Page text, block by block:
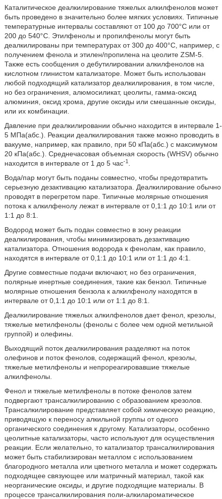
Каталитическое деалкилирование тяжелых алкилфенолов может
быть проведено в значительно более мягких условиях. Типичные
температурные интервалы составляют от 100 до 700°C или от
200 до 540°C. Этилфенолы и пропилфенолы могут быть
деалкилированы при температурах от 300 до 400°C, например, с
получением фенола и этилен/пропилена на цеолите ZSM-5.
Также есть сообщения о дебутилировании алкилфенолов на
кислотном глинистом катализаторе. Может быть использован
любой подходящий катализатор деалкилирования, в том числе,
но без ограничения, алюмосиликат, цеолиты, гамма-оксид
алюминия, оксид хрома, другие оксиды или смешанные оксиды,
или их комбинации.
Давление при деалкилировании обычно находится в интервале 1-
5 МПа(абс.). Реакции деалкилирования также можно проводить в
вакууме, например, как правило, при 50 кПа(абс.) с максимумом
20 кПа(абс.). Среднечасовая объемная скорость (WHSV) обычно
находится в интервале от 1 до 5 час-1.
Вода/пар могут быть поданы совместно, чтобы предотвратить
серьезную дезактивацию катализатора. Деалкилирование обычно
проводят в перегретом паре. Типичные молярные отношения
потока к алкилфенолу лежат в интервале от 0,1:1 до 10:1 или от
1:1 до 8:1.
Водород может быть подан совместно в зону реакции
деалкилирования, чтобы минимизировать дезактивацию
катализатора. Отношения водорода к фенолам, как правило,
находятся в интервале от 0,1:1 до 10:1 или от 1:1 до 4:1.
Другие совместные подачи включают, но без ограничения,
полярные инертные соединения, такие как бензол. Типичные
молярные отношения бензола к алкилфенолу находятся в
интервале от 0,1:1 до 10:1 или от 1:1 до 8:1.
Деалкилирование тяжелых алкилфенолов дает фенол, крезолы,
тяжелые метилфенолы (фенолы с более чем одной метильной
группой) и олефины.
Выходящий поток деалкилирования разделяют на поток
олефинов и поток фенолов, содержащий фенол, крезолы,
тяжелые метилфенолы и непрореагировавшие тяжелые
алкилфенолы.
Фенол и тяжелые метилфенолы в потоке фенолов затем
подвергают трансалкилированию с образованием крезолов.
Трансалкилирование представляет собой химическую реакцию,
приводящую к переносу алкильной группы от одного
органического соединения к другому. Катализаторы, особенно
цеолитные катализаторы, часто используют для осуществления
реакции. Если желательно, то катализатор трансалкилирования
может быть стабилизирован металлом с использованием
благородного металла или цветного металла и может содержать
подходящее связующее или матричный материал, такой как
неорганические оксиды, и другие подходящие материалы. В
процессе трансалкилирования поли-алкилароматическое